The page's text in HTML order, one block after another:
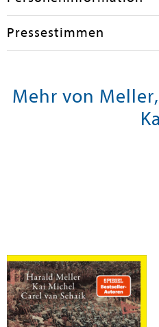
Pressestimmen
Mehr von